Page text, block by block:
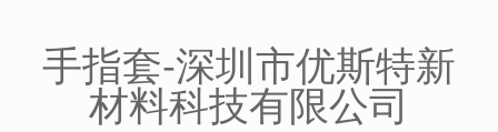
content手指套-深圳市优斯特新
材料科技有限公司